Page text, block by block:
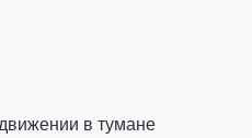
в тумане